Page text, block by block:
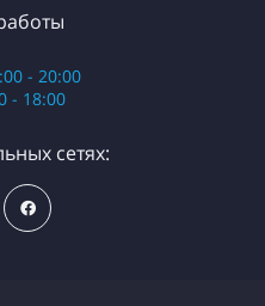
- 20:00
- 18:00
сетях: